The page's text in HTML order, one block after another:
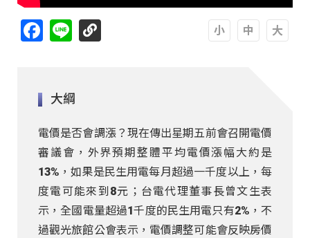
Facebook
Line
大綱
電價是否會調漲？現在傳出星期五前會召開電價
審議會，外界預期整體平均電價漲幅大約是
13%，如果是民生用電每月超過一千度以上，每
度電可能來到8元；台電代理董事長曾文生表
示，全國電量超過1千度的民生用電只有2%，不
過觀光旅館公會表示，電價調整可能會反映房價